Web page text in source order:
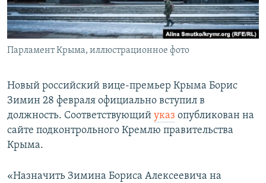
ПОБЕДИТЕЛЕЙ НЕ СУДЯТ?
КРЫМ.НЕПОКОРЕННЫЙ
ELIFBE
ПРИСОЕДИНЯЙТЕСЬ!
Все сайты RFE/RL
Парламент Крыма, иллюстрационное фото
Новый российский вице-премьер Крыма Борис
Зимин 28 февраля официально вступил в
должность. Соответствующий указ опубликован на
сайте подконтрольного Кремлю правительства
Крыма.
«Назначить Зимина Бориса Алексеевича на